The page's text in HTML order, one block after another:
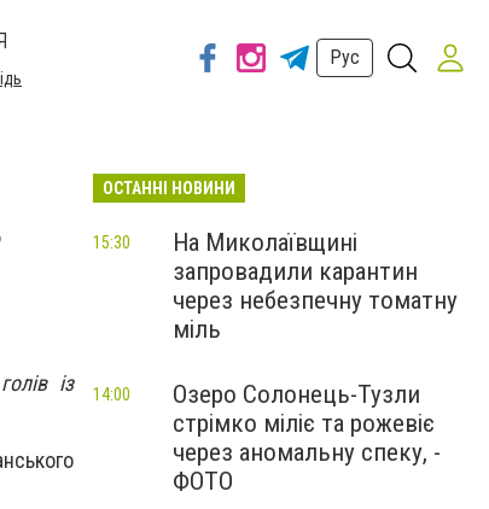
Рус
із
ОСТАННІ НОВИНИ
На Миколаївщині
запровадили карантин
через небезпечну томатну
міль
15:30
Озеро Солонець-Тузли
стрімко міліє та рожевіє
через аномальну спеку, -
ФОТО
14:00